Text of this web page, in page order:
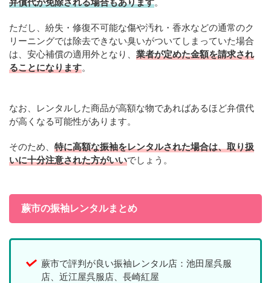
ただし、紛失・修復不可能な傷や汚れ・香水などの通常のク
リーニングでは除去できない臭いがついてしまっていた場合
は、安心補償の適用外となり、 業者が定めた金額を請求され
ることになります。
なお、レンタルした商品が高額な物であればあるほど弁償代
が高くなる可能性があります。
そのため、 特に高額な振袖をレンタルされた場合は、取り扱
いに十分注意された方がいいでしょう。
蕨市の振袖レンタルまとめ
蕨市で評判が良い振袖レンタル店：池田屋呉服
店、近江屋呉服店、長崎紅屋